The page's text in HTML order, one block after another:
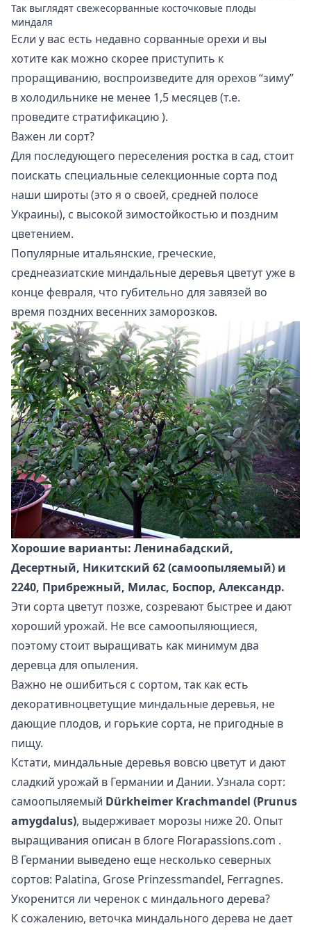
Так выглядят свежесорванные косточковые плоды
миндаля
Если у вас есть недавно сорванные орехи и вы
хотите как можно скорее приступить к
проращиванию, воспроизведите для орехов “зиму”
в холодильнике не менее 1,5 месяцев (т.е.
проведите стратификацию).
Важен ли сорт?
Для последующего переселения ростка в сад, стоит
поискать специальные селекционные сорта под
наши широты (это я о своей, средней полосе
Украины), с высокой зимостойкостью и поздним
цветением.
Популярные итальянские, греческие,
среднеазиатские миндальные деревья цветут уже в
конце февраля, что губительно для завязей во
время поздних весенних заморозков.
Хорошие варианты: Ленинабадский,
Десертный, Никитский 62 (самоопыляемый) и
2240, Прибрежный, Милас, Боспор, Александр.
Эти сорта цветут позже, созревают быстрее и дают
хороший урожай. Не все самоопыляющиеся,
поэтому стоит выращивать как минимум два
деревца для опыления.
Важно не ошибиться с сортом, так как есть
декоративноцветущие миндальные деревья, не
дающие плодов, и горькие сорта, не пригодные в
пищу.
Кстати, миндальные деревья вовсю цветут и дают
сладкий урожай в Германии и Дании. Узнала сорт:
самоопыляемый Dürkheimer Krachmandel (Prunus
amygdalus), выдерживает морозы ниже 20. Опыт
выращивания описан в блоге Florapassions.com .
В Германии выведено еще несколько северных
сортов: Palatina, Grose Prinzessmandel, Ferragnes.
Укоренится ли черенок с миндального дерева?
К сожалению, веточка миндального дерева не дает